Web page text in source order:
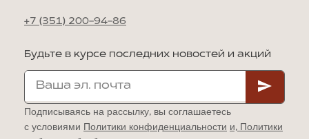
+7 (351) 200-94-86
Будьте в курсе последних новостей и акций
Подписываясь на рассылку, вы соглашаетесь
с условиями Политики конфиденциальности и, Политики